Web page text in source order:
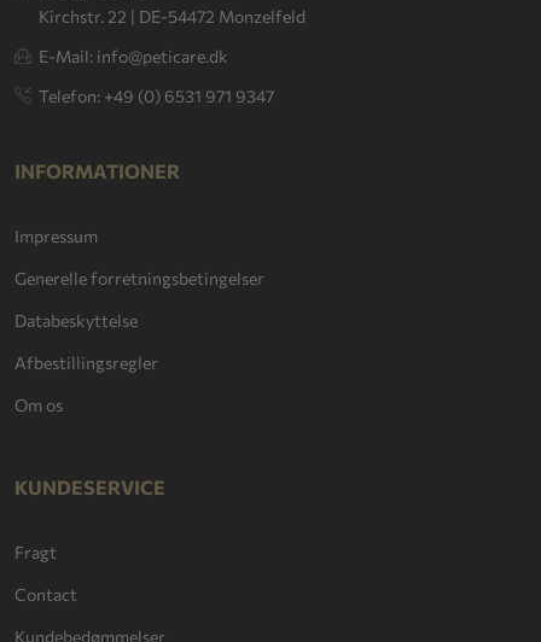
Kirchstr. 22 | DE-54472 Monzelfeld
E-Mail: info@peticare.dk
Telefon: +49 (0) 6531 971 9347
INFORMATIONER
Impressum
Generelle forretningsbetingelser
Databeskyttelse
Afbestillingsregler
Om os
KUNDESERVICE
Fragt
Contact
Kundebedømmelser